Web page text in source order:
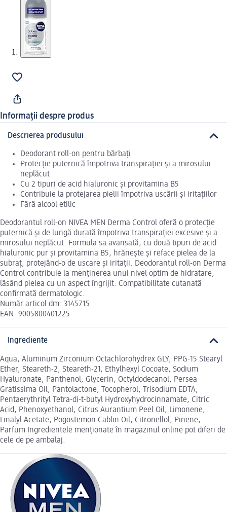
Informații despre produs
Descrierea produsului
Deodorant roll-on pentru bărbați
Protecție puternică împotriva transpirației și a mirosului
neplăcut
Cu 2 tipuri de acid hialuronic și provitamina B5
Contribuie la protejarea pielii împotriva uscării și iritațiilor
Fără alcool etilic
Deodorantul roll-on NIVEA MEN Derma Control oferă o protecție
puternică și de lungă durată împotriva transpirației excesive și a
mirosului neplăcut. Formula sa avansată, cu două tipuri de acid
hialuronic pur și provitamina B5, hrănește și reface pielea de la
subraț, protejând-o de uscare și iritații. Deodorantul roll-on Derma
Control contribuie la menținerea unui nivel optim de hidratare,
lăsând pielea cu un aspect îngrijit. Compatibilitate cutanată
confirmată dermatologic.
Număr articol dm: 3145715
EAN: 9005800401225
Ingrediente
Aqua, Aluminum Zirconium Octachlorohydrex GLY, PPG-15 Stearyl
Ether, Steareth-2, Steareth-21, Ethylhexyl Cocoate, Sodium
Hyaluronate, Panthenol, Glycerin, Octyldodecanol, Persea
Gratissima Oil, Pantolactone, Tocopherol, Trisodium EDTA,
Pentaerythrityl Tetra-di-t-butyl Hydroxyhydrocinnamate, Citric
Acid, Phenoxyethanol, Citrus Aurantium Peel Oil, Limonene,
Linalyl Acetate, Pogostemon Cablin Oil, Citronellol, Pinene,
Parfum Ingredientele menționate în magazinul online pot diferi de
cele de pe ambalaj.